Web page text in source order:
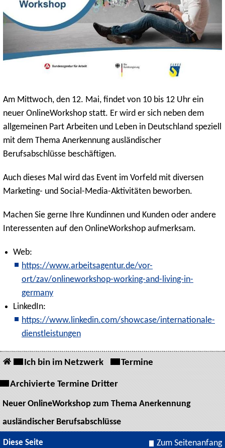
Am Mittwoch, den 12. Mai, findet von 10 bis 12 Uhr ein
neuer OnlineWorkshop statt. Er wird er sich neben dem
allgemeinen Part Arbeiten und Leben in Deutschland speziell
mit dem Thema Anerkennung ausländischer
Berufsabschlüsse beschäftigen.
Auch dieses Mal wird das Event im Vorfeld mit diversen
Marketing- und Social-Media-Aktivitäten beworben.
Machen Sie gerne Ihre Kundinnen und Kunden oder andere
Interessenten auf den OnlineWorkshop aufmerksam.
Web:
https://www.arbeitsagentur.de/vor-
ort/zav/onlineworkshop-working-and-living-in-
germany
LinkedIn:
https://www.linkedin.com/showcase/internationale-
dienstleistungen
Ich bin im Netzwerk Termine
Archivierte Termine Dritter
Neuer OnlineWorkshop zum Thema Anerkennung
ausländischer Berufsabschlüsse
Diese Seite Zum Seitenanfang